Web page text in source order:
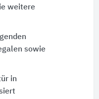
weitere
sowie
in